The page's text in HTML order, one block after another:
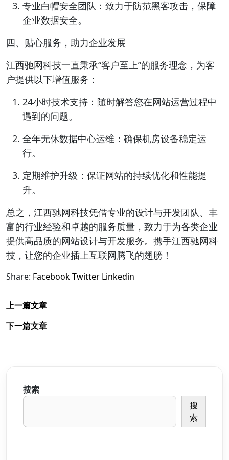
专业白帽安全团队：致力于防范黑客攻击，保障
企业数据安全。
四、贴心服务，助力企业发展
江西驰网科技一直秉承“客户至上”的服务理念，为客
户提供以下增值服务：
24小时技术支持：随时解答您在网站运营过程中
遇到的问题。
全年无休数据中心运维：确保机房设备稳定运
行。
定期维护升级：保证网站的持续优化和性能提
升。
总之，江西驰网科技凭借专业的设计与开发团队、丰
富的行业经验和卓越的服务质量，致力于为各类企业
提供高品质的网站设计与开发服务。携手江西驰网科
技，让您的企业插上互联网腾飞的翅膀！
Share: FacebookTwitter Linkedin
上一篇文章
下一篇文章
搜索
搜
索